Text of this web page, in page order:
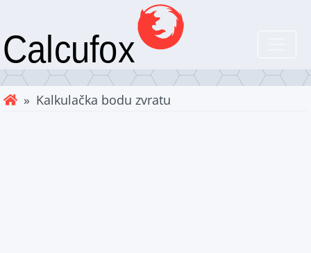
» Kalkulačka bodu zvratu